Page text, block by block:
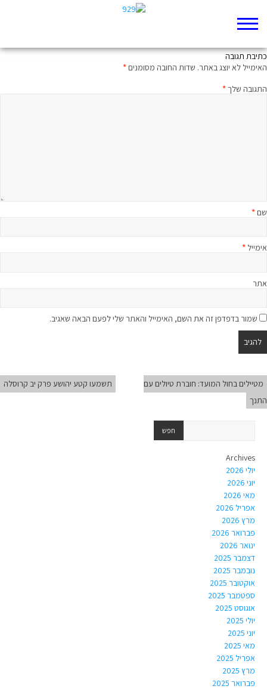
כתיבת תגובה
האימייל לא יוצג באתר. שדות החובה מסומנים*
התגובה שלך*
שם*
אימייל *
אתר
שמור בדפדפן זה את השם, האימייל והאתר שלי לפעם הבאה שאגיב.
מטיילים בחול המועד: חוברת טיולים עם
התנך
תשמעו קטע יהושע פרק יב קרוסלה
Archives
יולי 2026
יוני 2026
מאי 2026
אפריל 2026
מרץ 2026
פברואר 2026
ינואר 2026
דצמבר 2025
נובמבר 2025
אוקטובר 2025
ספטמבר 2025
אוגוסט 2025
יולי 2025
יוני 2025
מאי 2025
אפריל 2025
מרץ 2025
פברואר 2025